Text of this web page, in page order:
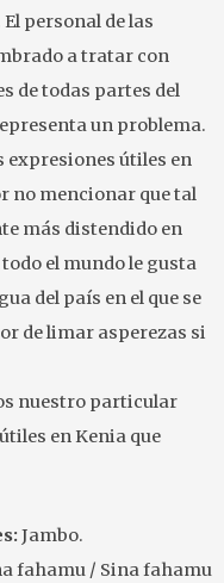
personal de las
a tratar con
de todas partes del
un problema.
expresiones útiles en
no mencionar que tal
más distendido en
el mundo le gusta
del país en el que se
de limar asperezas si
nuestro particular
en Kenia que
Jambo.
fahamu / Sina fahamu